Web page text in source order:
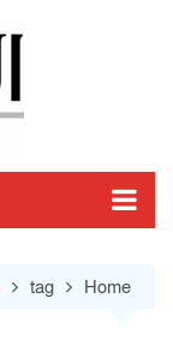
Home
tag